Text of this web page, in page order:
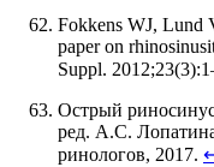
Fokkens WJ, Lund
paper on
Suppl.
Острый
ред. А.С.
ринологов, 2017.